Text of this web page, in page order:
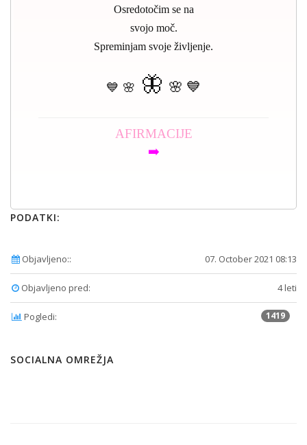
Osredotočim se na
svojo moč.
Spreminjam svoje življenje.
💙 🌸 🦋 🌸 💙
AFIRMACIJE
➡️
PODATKI:
Objavljeno:: 07. October 2021 08:13
Objavljeno pred: 4 leti
Pogledi: 1419
SOCIALNA OMREŽJA